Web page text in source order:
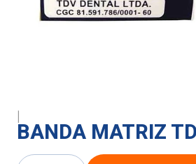
BANDA MATRIZ